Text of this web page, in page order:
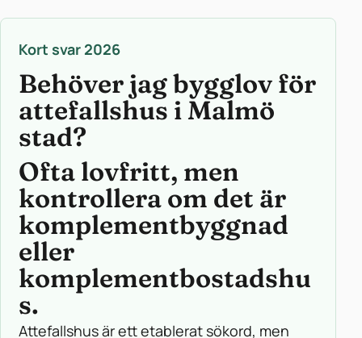
Kort svar 2026
Behöver jag bygglov för
attefallshus i Malmö
stad?
Ofta lovfritt, men
kontrollera om det är
komplementbyggnad
eller
komplementbostadshu
s.
Attefallshus är ett etablerat sökord, men